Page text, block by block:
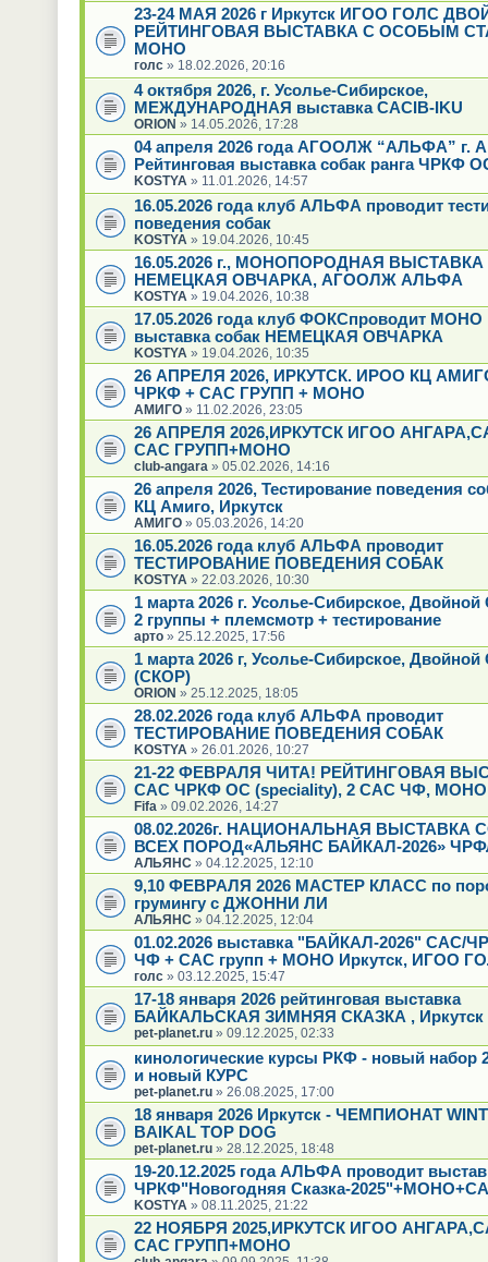
23-24 МАЯ 2026 г Иркутск ИГОО ГОЛС
РЕЙТИНГОВАЯ ВЫСТАВКА С ОСОБЫМ
МОНО
голс» 18.02.2026, 20:16
4 октября 2026, г. Усолье-Сибирское,
МЕЖДУНАРОДНАЯ выставка CACIB-IKU
ORION » 14.05.2026, 17:28
04 апреля 2026 года АГООЛЖ “АЛЬФА” г.
Рейтинговая выставка собак ранга ЧРКФ
KOSTYA » 11.01.2026, 14:57
16.05.2026 года клуб АЛЬФА проводит
поведения собак
KOSTYA » 19.04.2026, 10:45
16.05.2026 г., МОНОПОРОДНАЯ ВЫСТАВКА
НЕМЕЦКАЯ ОВЧАРКА, АГООЛЖ АЛЬФА
KOSTYA » 19.04.2026, 10:38
17.05.2026 года клуб ФОКСпроводит МОНО
выставка собак НЕМЕЦКАЯ ОВЧАРКА
KOSTYA » 19.04.2026, 10:35
26 АПРЕЛЯ 2026, ИРКУТСК. ИРОО КЦ
ЧРКФ + САС ГРУПП + МОНО
АМИГО» 11.02.2026, 23:05
26 АПРЕЛЯ 2026,ИРКУТСК ИГОО
САС ГРУПП+МОНО
club-angara » 05.02.2026, 14:16
26 апреля 2026, Тестирование поведения
КЦ Амиго, Иркутск
АМИГО» 05.03.2026, 14:20
16.05.2026 года клуб АЛЬФА проводит
ТЕСТИРОВАНИЕ ПОВЕДЕНИЯ СОБАК
KOSTYA » 22.03.2026, 10:30
1 марта 2026 г. Усолье-Сибирское,
2 группы + племсмотр + тестирование
арто» 25.12.2025, 17:56
1 марта 2026 г, Усолье-Сибирское,
(СКОР)
ORION » 25.12.2025, 18:05
28.02.2026 года клуб АЛЬФА проводит
ТЕСТИРОВАНИЕ ПОВЕДЕНИЯ СОБАК
KOSTYA » 26.01.2026, 10:27
21-22 ФЕВРАЛЯ ЧИТА! РЕЙТИНГОВАЯ
САС ЧРКФ ОС (speciality), 2 САС ЧФ,
Fifa » 09.02.2026, 14:27
08.02.2026г. НАЦИОНАЛЬНАЯ ВЫСТАВКА
ВСЕХ ПОРОД«АЛЬЯНС БАЙКАЛ-2026»
АЛЬЯНС » 04.12.2025, 12:10
9,10 ФЕВРАЛЯ 2026 МАСТЕР КЛАСС по
грумингу с ДЖОННИ ЛИ
АЛЬЯНС » 04.12.2025, 12:04
01.02.2026 выставка "БАЙКАЛ-2026" САС/
ЧФ + САС групп + МОНО Иркутск, ИГОО
голс» 03.12.2025, 15:47
17-18 января 2026 рейтинговая выставка
БАЙКАЛЬСКАЯ ЗИМНЯЯ СКАЗКА , Иркутск
pet-planet.ru» 09.12.2025, 02:33
кинологические курсы РКФ - новый набор
и новый КУРС
pet-planet.ru» 26.08.2025, 17:00
18 января 2026 Иркутск - ЧЕМПИОНАТ
BAIKAL TOP DOG
pet-planet.ru» 28.12.2025, 18:48
19-20.12.2025 года АЛЬФА проводит
ЧРКФ"Новогодняя Сказка-
KOSTYA » 08.11.2025, 21:22
22 НОЯБРЯ 2025,ИРКУТСК ИГОО
САС ГРУПП+МОНО